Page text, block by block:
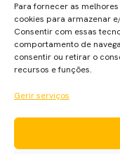
Para fornecer as
cookies para armazenar
Consentir com essas
comportamento de
consentir ou retirar o
recursos e funções.
Gerir serviços
O novo filme de Spike
portuguesas. James